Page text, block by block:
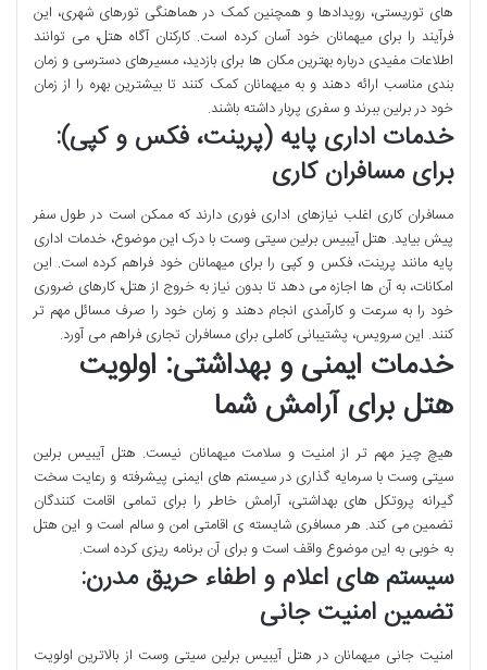
های توریستی، رویدادها و همچنین کمک در هماهنگی تورهای شهری، این
فرآیند را برای میهمانان خود آسان کرده است. کارکنان آگاه هتل، می توانند
اطلاعات مفیدی درباره بهترین مکان ها برای بازدید، مسیرهای دسترسی و زمان
بندی مناسب ارائه دهند و به میهمانان کمک کنند تا بیشترین بهره را از زمان
خود در برلین ببرند و سفری پربار داشته باشند.
خدمات اداری پایه (پرینت، فکس و کپی):
برای مسافران کاری
مسافران کاری اغلب نیازهای اداری فوری دارند که ممکن است در طول سفر
پیش بیاید. هتل آیبیس برلین سیتی وست با درک این موضوع، خدمات اداری
پایه مانند پرینت، فکس و کپی را برای میهمانان خود فراهم کرده است. این
امکانات، به آن ها اجازه می دهد تا بدون نیاز به خروج از هتل، کارهای ضروری
خود را به سرعت و کارآمدی انجام دهند و زمان خود را صرف مسائل مهم تر
کنند. این سرویس، پشتیبانی کاملی برای مسافران تجاری فراهم می آورد.
خدمات ایمنی و بهداشتی: اولویت
هتل برای آرامش شما
هیچ چیز مهم تر از امنیت و سلامت میهمانان نیست. هتل آیبیس برلین
سیتی وست با سرمایه گذاری در سیستم های ایمنی پیشرفته و رعایت سخت
گیرانه پروتکل های بهداشتی، آرامش خاطر را برای تمامی اقامت کنندگان
تضمین می کند. هر مسافری شایسته ی اقامتی امن و سالم است و این هتل
به خوبی به این موضوع واقف است و برای آن برنامه ریزی کرده است.
سیستم های اعلام و اطفاء حریق مدرن:
تضمین امنیت جانی
امنیت جانی میهمانان در هتل آیبیس برلین سیتی وست از بالاترین اولویت